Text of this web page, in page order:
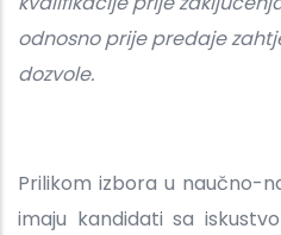
odnosno prije predaje
dozvole.
Prilikom izbora u naučno-
imaju kandidati sa